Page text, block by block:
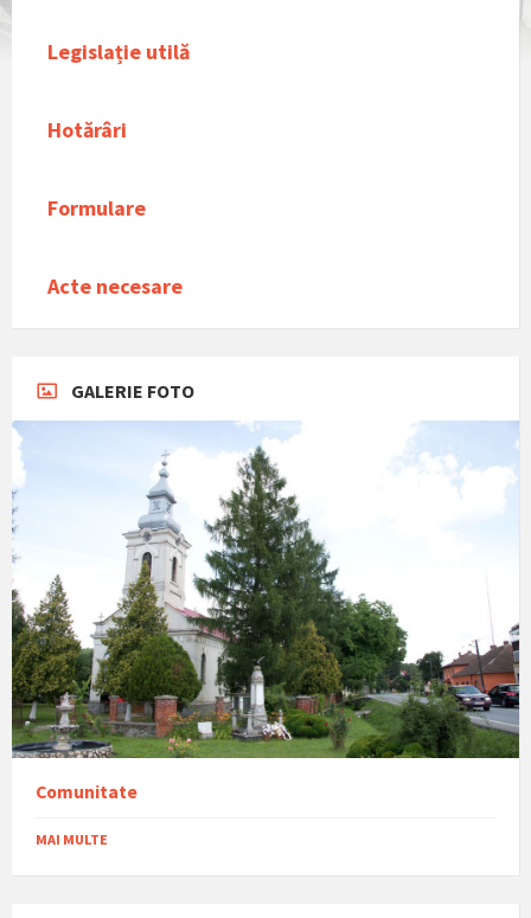
Legislație utilă
Hotărâri
Formulare
Acte necesare
GALERIE FOTO
Comunitate
MAI MULTE